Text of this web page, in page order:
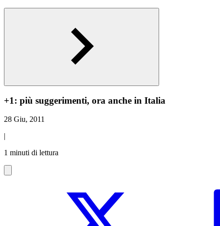
+1: più suggerimenti, ora anche in Italia
28 Giu, 2011
|
1 minuti di lettura